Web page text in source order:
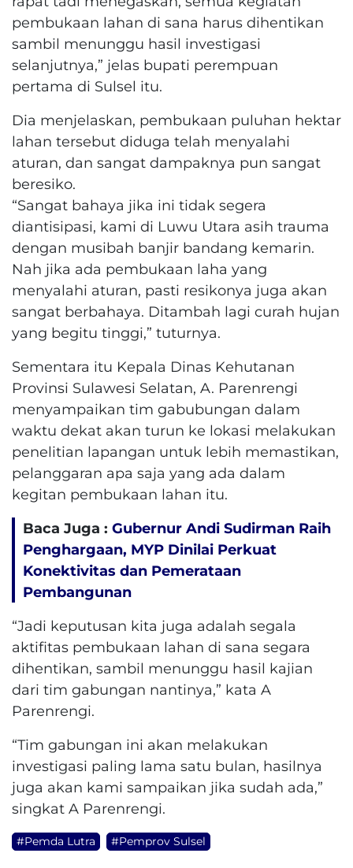
pembukaan lahan di sana harus dihentikan
sambil menunggu hasil investigasi
selanjutnya,” jelas bupati perempuan
pertama di Sulsel itu.
Dia menjelaskan, pembukaan puluhan hektar
lahan tersebut diduga telah menyalahi
aturan, dan sangat dampaknya pun sangat
beresiko.
“Sangat bahaya jika ini tidak segera
diantisipasi, kami di Luwu Utara asih trauma
dengan musibah banjir bandang kemarin.
Nah jika ada pembukaan laha yang
menyalahi aturan, pasti resikonya juga akan
sangat berbahaya. Ditambah lagi curah hujan
yang begitu tinggi,” tuturnya.
Sementara itu Kepala Dinas Kehutanan
Provinsi Sulawesi Selatan, A. Parenrengi
menyampaikan tim gabubungan dalam
waktu dekat akan turun ke lokasi melakukan
penelitian lapangan untuk lebih memastikan,
pelanggaran apa saja yang ada dalam
kegitan pembukaan lahan itu.
Baca Juga : Gubernur Andi Sudirman Raih
Penghargaan, MYP Dinilai Perkuat
Konektivitas dan Pemerataan
Pembangunan
“Jadi keputusan kita juga adalah segala
aktifitas pembukaan lahan di sana segara
dihentikan, sambil menunggu hasil kajian
dari tim gabungan nantinya,” kata A
Parenrengi.
“Tim gabungan ini akan melakukan
investigasi paling lama satu bulan, hasilnya
juga akan kami sampaikan jika sudah ada,”
singkat A Parenrengi.
#Pemda Lutra #Pemprov Sulsel